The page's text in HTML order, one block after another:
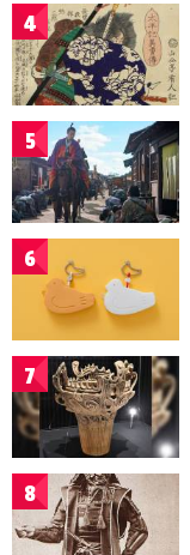
4
5
6
7
8